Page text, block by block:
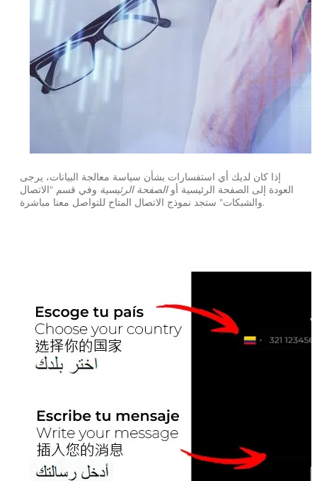
إذا كان لديك أي استفسارات بشأن سياسة معالجة البيانات، يرجى
العودة إلى الصفحة الرئيسية أوالصفحة الرئيسية وفي قسم "الاتصال
والشبكات" ستجد نموذج الاتصال المتاح للتواصل معنا مباشرة.